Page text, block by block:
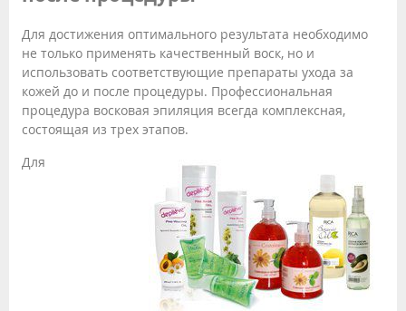
Для достижения оптимального результата необходимо
не только применять качественный воск, но и
использовать соответствующие препараты ухода за
кожей до и после процедуры. Профессиональная
процедура восковая эпиляция всегда комплексная,
состоящая из трех этапов.
Для